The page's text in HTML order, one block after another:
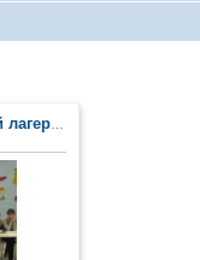
Тайцы)